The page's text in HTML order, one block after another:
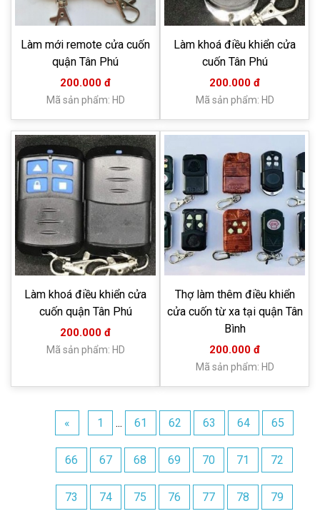
Làm mới remote cửa cuốn
quận Tân Phú
200.000 đ
Mã sản phẩm: HD
Làm khoá điều khiển cửa
cuốn Tân Phú
200.000 đ
Mã sản phẩm: HD
Làm khoá điều khiển cửa
cuốn quận Tân Phú
200.000 đ
Mã sản phẩm: HD
Thợ làm thêm điều khiển
cửa cuốn từ xa tại quận Tân
Bình
200.000 đ
Mã sản phẩm: HD
« 1 ... 61 62 63 64 65
66 67 68 69 70 71 72
73 74 75 76 77 78 79